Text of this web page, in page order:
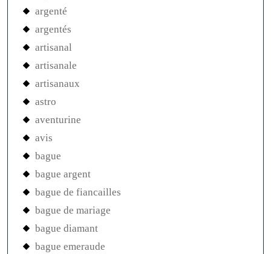
argenté
argentés
artisanal
artisanale
artisanaux
astro
aventurine
avis
bague
bague argent
bague de fiancailles
bague de mariage
bague diamant
bague emeraude